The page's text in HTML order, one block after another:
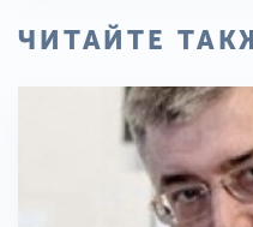
ЧИТАЙТЕ